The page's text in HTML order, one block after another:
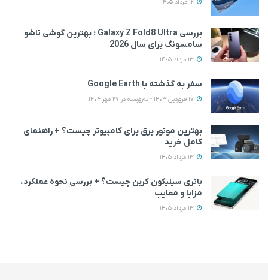
بررسی Galaxy Z Fold8 Ultra ؛ بهترین گوشی تاشو
سامسونگ برای سال 2026
سفر به گذشته با Google Earth
بهترین موتور برق برای کامپیوتر چیست؟ + راهنمای
کامل خرید
باتری سیلیکون کربن چیست؟ + بررسی نحوه عملکرد،
مزایا و معایب